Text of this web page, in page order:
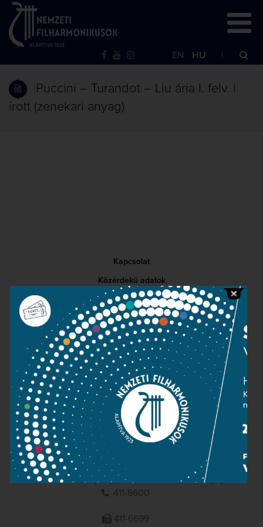
EN HU
Puccini – Turandot – Liu ária I. felv. |
írott (zenekari anyag)
Kapcsolat
Közérdekű adatok
Sajtószoba
Adatvédelem
Impresszum
NEMZETI
FILHARMONIKUSOK
1095 Budapest, Komor Marcell u. 1. (Müpa)
411-6600
411-6699